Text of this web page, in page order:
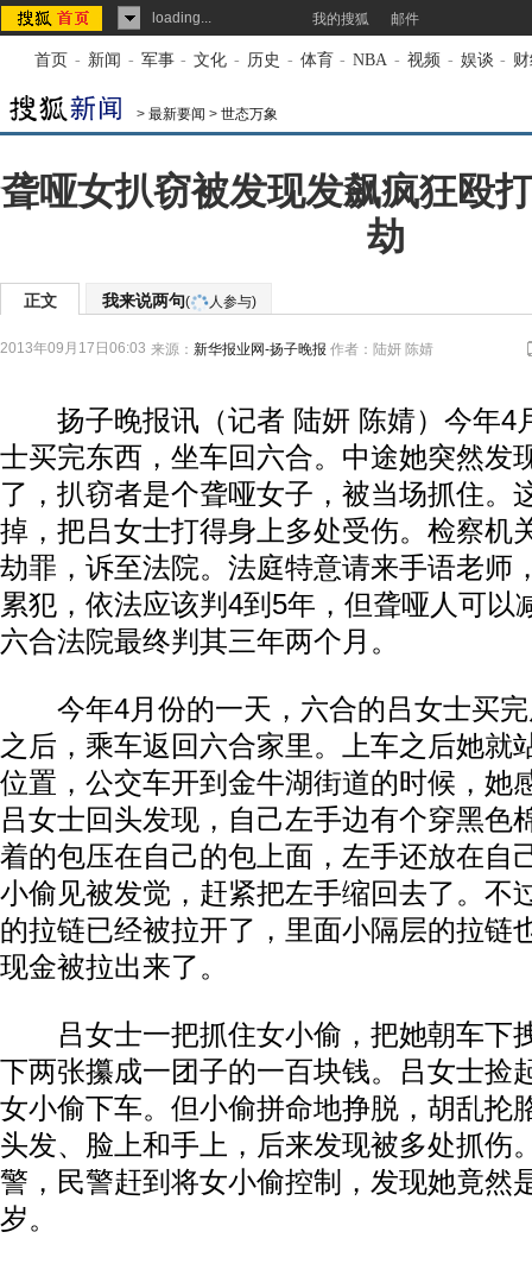
loading... 我的搜狐 邮件
首页 - 新闻 - 军事 - 文化 - 历史 - 体育 - NBA - 视频 - 娱谈 -
> 最新要闻 > 世态万象
聋哑女扒窃被发现发飙疯狂殴
劫
正文 我来说两句( 人参与)
2013年09月17日06:03 来源： 新华报业网-扬子晚报 作者：陆妍 陈婧
扬子晚报讯（记者 陆妍 陈婧）今年4
士买完东西，坐车回六合。中途她突然发
了，扒窃者是个聋哑女子，被当场抓住。
掉，把吕女士打得身上多处受伤。检察机
劫罪，诉至法院。法庭特意请来手语老师
累犯，依法应该判4到5年，但聋哑人可以
六合法院最终判其三年两个月。
今年4月份的一天，六合的吕女士买完
之后，乘车返回六合家里。上车之后她就
位置，公交车开到金牛湖街道的时候，她
吕女士回头发现，自己左手边有个穿黑色
着的包压在自己的包上面，左手还放在自
小偷见被发觉，赶紧把左手缩回去了。不
的拉链已经被拉开了，里面小隔层的拉链
现金被拉出来了。
吕女士一把抓住女小偷，把她朝车下
下两张攥成一团子的一百块钱。吕女士捡
女小偷下车。但小偷拼命地挣脱，胡乱抡
头发、脸上和手上，后来发现被多处抓伤
警，民警赶到将女小偷控制，发现她竟然
岁。